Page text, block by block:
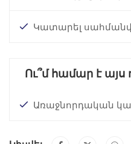
Կատարել
Ու՞մ համար է
Առաջնորդական